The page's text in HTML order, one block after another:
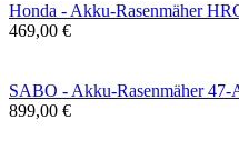
Honda - Akku-Rasenmäher
469,00 €
SABO - Akku-Rasenmäher 47-
899,00 €